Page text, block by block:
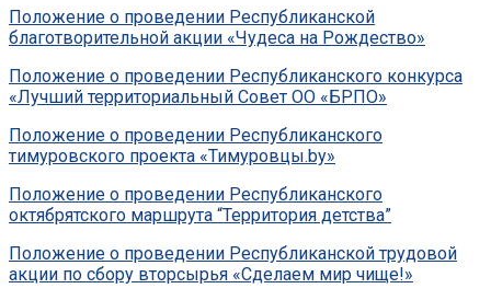
Положение о проведении Республиканской
благотворительной акции «Чудеса на Рождество»
Положение о проведении Республиканского конкурса
«Лучший территориальный Совет ОО «БРПО»
Положение о проведении Республиканского
тимуровского проекта «Тимуровцы.by»
Положение о проведении Республиканского
октябрятского маршрута “Территория детства”
Положение о проведении Республиканской трудовой
акции по сбору вторсырья «Сделаем мир чище!»